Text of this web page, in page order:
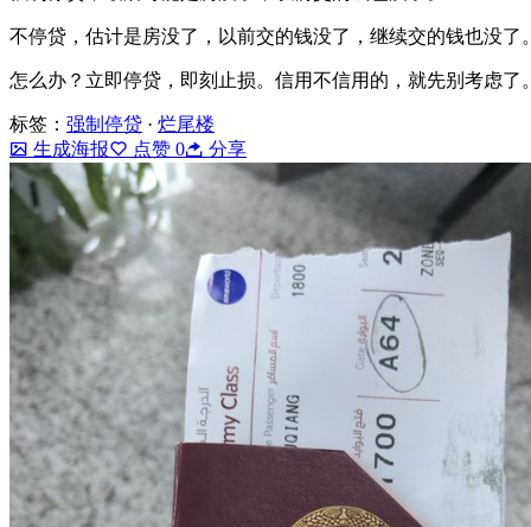
不停贷，估计是房没了，以前交的钱没了，继续交的钱也没了
怎么办？立即停贷，即刻止损。信用不信用的，就先别考虑了
标签： 强制停贷 · 烂尾楼
生成海报
点赞 0 分享